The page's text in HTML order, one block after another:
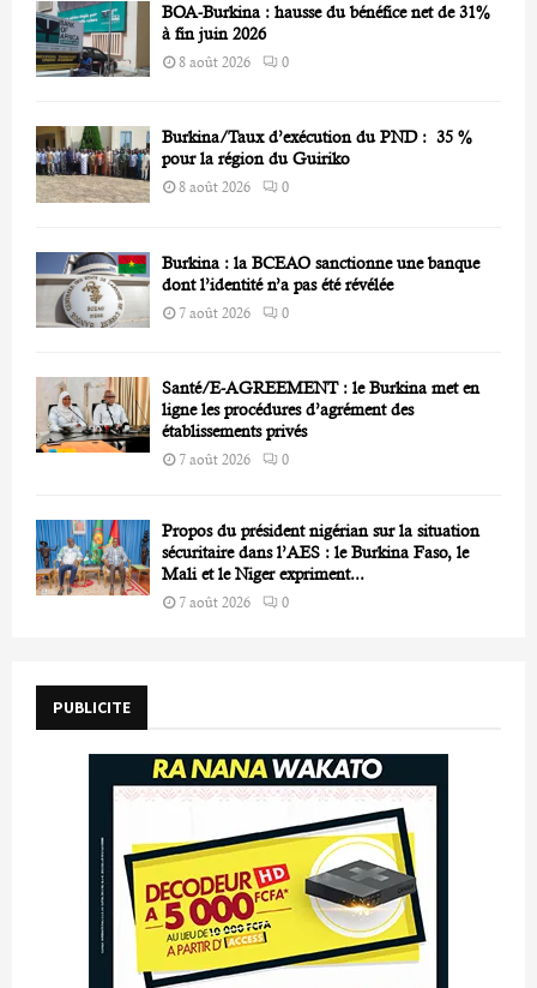
BOA-Burkina : hausse du bénéfice net de 31%
à fin juin 2026
8 août 2026 0
Burkina/Taux d’exécution du PND : 35 %
pour la région du Guiriko
8 août 2026 0
Burkina : la BCEAO sanctionne une banque
dont l’identité n’a pas été révélée
7 août 2026 0
Santé/E-AGREEMENT : le Burkina met en
ligne les procédures d’agrément des
établissements privés
7 août 2026 0
Propos du président nigérian sur la situation
sécuritaire dans l’AES : le Burkina Faso, le
Mali et le Niger expriment...
7 août 2026 0
PUBLICITE